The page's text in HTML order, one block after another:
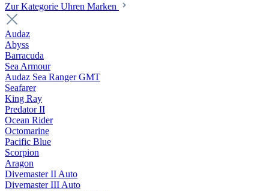
Zur Kategorie Uhren Marken
Audaz
Abyss
Barracuda
Sea Armour
Audaz Sea Ranger GMT
Seafarer
King Ray
Predator II
Ocean Rider
Octomarine
Pacific Blue
Scorpion
Aragon
Divemaster II Auto
Divemaster III Auto